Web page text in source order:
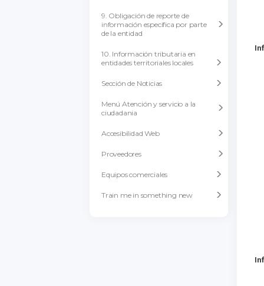
9. Obligación de reporte de
información específica por parte
de la entidad
10. Información tributaria en
entidades territoriales locales
Sección de Noticias
Menú Atención y servicio a la
ciudadania
Accesibilidad Web
Proveedores
Equipos comerciales
Train me in something new